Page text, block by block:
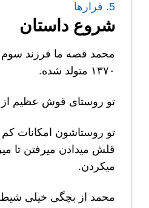
5. قرارها
شروع داستان
۱۳۷۰ متولد شده.
تو روستای قوش عظیم
تو روستاشون امکانات
قلش میدادن میرفتن تا
میکردن.
محمد از بچگی خیلی